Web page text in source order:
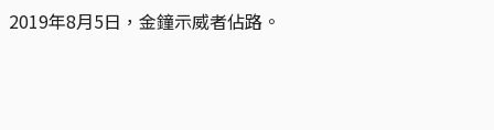
2019年8月5日，金鐘示威者佔路。